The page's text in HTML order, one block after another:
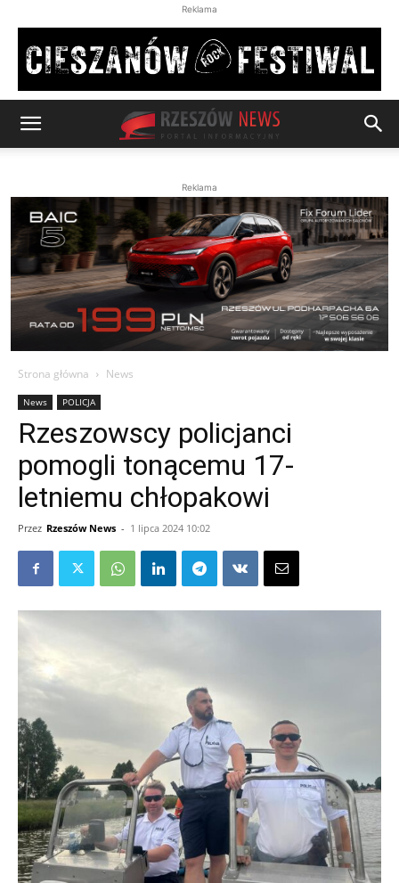
Reklama
Reklama
Strona główna News
News POLICJA
Rzeszowscy policjanci
pomogli tonącemu 17-
letniemu chłopakowi
Przez Rzeszów News - 1 lipca 2024 10:02